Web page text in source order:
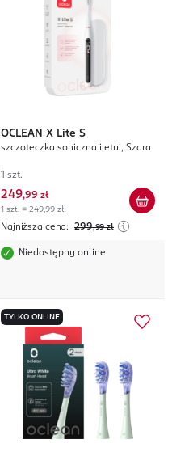
OCLEAN X Lite S
szczoteczka soniczna i etui, Szara
1 szt.
249,99 zł
1 szt. = 249,99 zł
Najniższa cena: 299,99 zł
Niedostępny online
TYLKO ONLINE